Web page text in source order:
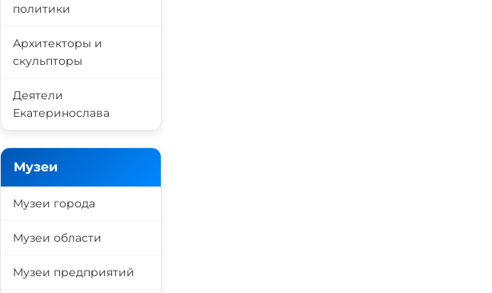
политики
Архитекторы и
скульпторы
Деятели
Екатеринослава
Музеи
Музеи города
Музеи области
Музеи предприятий